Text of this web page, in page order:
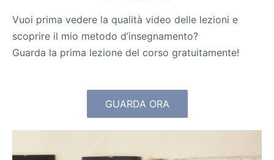
Vuoi prima vedere la qualità video delle lezioni e
scoprire il mio metodo d’insegnamento?
Guarda la prima lezione del corso gratuitamente!
GUARDA ORA